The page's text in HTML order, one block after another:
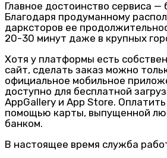
Главное достоинство сервиса —
Благодаря продуманному
дарксторов ее
20-30 минут даже в крупных
Хотя у платформы есть
сайт, сделать заказ можно
официальное мобильное
доступно для бесплатной
AppGallery и App Store.
помощью карты, выпущенной
банком.
В настоящее время служба